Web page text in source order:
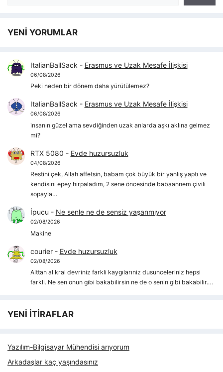
YENİ YORUMLAR
ItalianBallSack - Erasmus ve Uzak Mesafe İlişkisi
06/08/2026
Peki neden bir dönem daha yürütülemez?
ItalianBallSack - Erasmus ve Uzak Mesafe İlişkisi
06/08/2026
insanın güzel ama sevdiğinden uzak anlarda aşkı aklına gelmez
mi?
RTX 5080 - Evde huzursuzluk
04/08/2026
Restini çek, Allah affetsin, babam çok büyük bir yanlış yaptı ve
kendisini epey hırpaladım, 2 sene öncesinde babaannem çivili
sopayla…
İpucu - Ne senle ne de sensiz yaşanmıyor
02/08/2026
Makine
courier- Evde huzursuzluk
02/08/2026
Alttan al kral devriniz farkli kaygılarıniz dusunceleriniz hepsi
farkli. Ne sen onun gibi bakabilirsin ne de o senin gibi bakabilir.…
YENİ İTİRAFLAR
Yazılım-Bilgisayar Mühendisi arıyorum
Arkadaşlar kaç yaşındasınız